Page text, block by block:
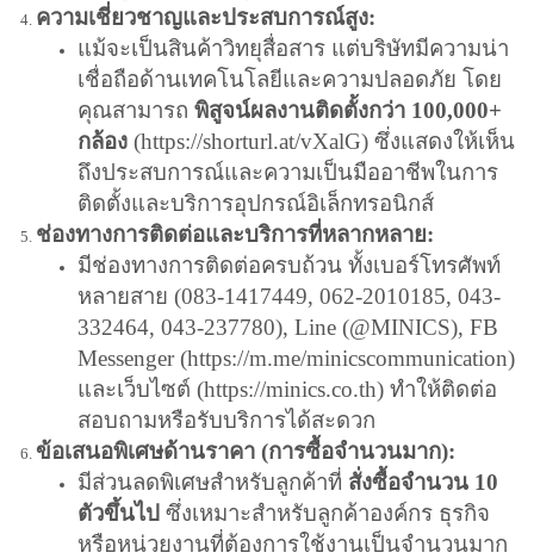
ความเชี่ยวชาญและประสบการณ์สูง:
แม้จะเป็นสินค้าวิทยุสื่อสาร แต่บริษัทมีความน่า
เชื่อถือด้านเทคโนโลยีและความปลอดภัย โดย
คุณสามารถ พิสูจน์ผลงานติดตั้งกว่า 100,000+
กล้อง (https://shorturl.at/vXalG) ซึ่งแสดงให้เห็น
ถึงประสบการณ์และความเป็นมืออาชีพในการ
ติดตั้งและบริการอุปกรณ์อิเล็กทรอนิกส์
ช่องทางการติดต่อและบริการที่หลากหลาย:
มีช่องทางการติดต่อครบถ้วน ทั้งเบอร์โทรศัพท์
หลายสาย (083-1417449, 062-2010185, 043-
332464, 043-237780), Line (@MINICS), FB
Messenger (https://m.me/minicscommunication)
และเว็บไซต์ (https://minics.co.th) ทำให้ติดต่อ
สอบถามหรือรับบริการได้สะดวก
ข้อเสนอพิเศษด้านราคา (การซื้อจำนวนมาก):
มีส่วนลดพิเศษสำหรับลูกค้าที่ สั่งซื้อจำนวน 10
ตัวขึ้นไป ซึ่งเหมาะสำหรับลูกค้าองค์กร ธุรกิจ
หรือหน่วยงานที่ต้องการใช้งานเป็นจำนวนมาก